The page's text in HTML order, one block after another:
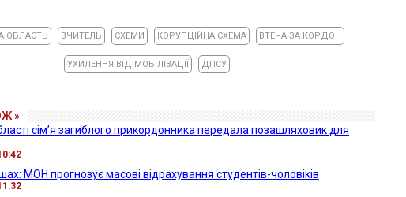
ОБЛАСТЬ ВЧИТЕЛЬ СХЕМИ КОРУПЦІЙНА СХЕМА ВТЕЧА ЗА КОРДОН
УХИЛЕННЯ ВІД МОБІЛІЗАЦІЇ ДПСУ
»
сім’я загиблого прикордонника передала позашляховик для
МОН прогнозує масові відрахування студентів-чоловіків